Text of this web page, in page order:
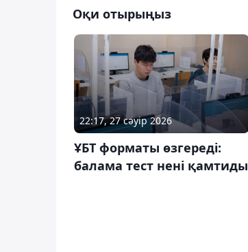
Оқи отырыңыз
22:17, 27 сәуір 2026
ҰБТ форматы өзгереді:
балама тест нені қамтиды